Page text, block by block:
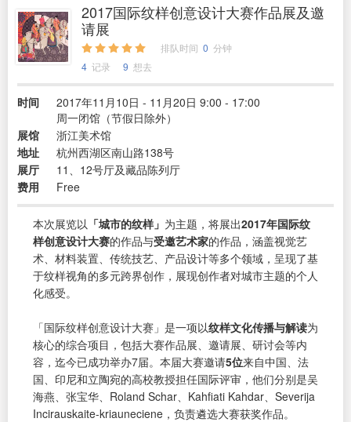
2017国际纹样创意设计大赛作品展及邀
请展
排队时间 0 分钟
4 记录 9 想去
时间
2017年11月10日 - 11月20日 9:00 - 17:00
周一闭馆（节假日除外）
展馆
浙江美术馆
地址
杭州西湖区南山路138号
展厅
11、12号厅及藏品陈列厅
费用
Free
本次展览以 「城市的纹样」 为主题，将展出2017年国际纹
样创意设计大赛的作品与受邀艺术家的作品，涵盖视觉艺
术、材料装置、传统技艺、产品设计等多个领域，呈现了基
于纹样视角的多元跨界创作，展现创作者对城市主题的个人
化感受。
「国际纹样创意设计大赛」是一项以纹样文化传播与解读为
核心的综合项目，包括大赛作品展、邀请展、研讨会等内
容，迄今已成功举办7届。本届大赛邀请5位来自中国、法
国、印尼和立陶宛的高校教授担任国际评审，他们分别是吴
海燕、张宝华、Roland Schar、Kahfiati Kahdar、Severija
Incirauskaite-kriauneciene，负责遴选大赛获奖作品。